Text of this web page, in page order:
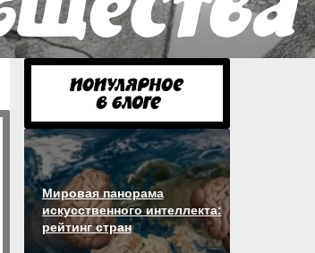
Мировая панорама
искусственного интеллекта:
рейтинг стран